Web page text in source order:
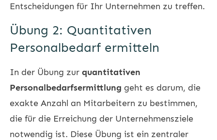
Entscheidungen für Ihr Unternehmen zu treffen.
Übung 2: Quantitativen
Personalbedarf ermitteln
In der Übung zur quantitativen
Personalbedarfsermittlung geht es darum, die
exakte Anzahl an Mitarbeitern zu bestimmen,
die für die Erreichung der Unternehmensziele
notwendig ist. Diese Übung ist ein zentraler